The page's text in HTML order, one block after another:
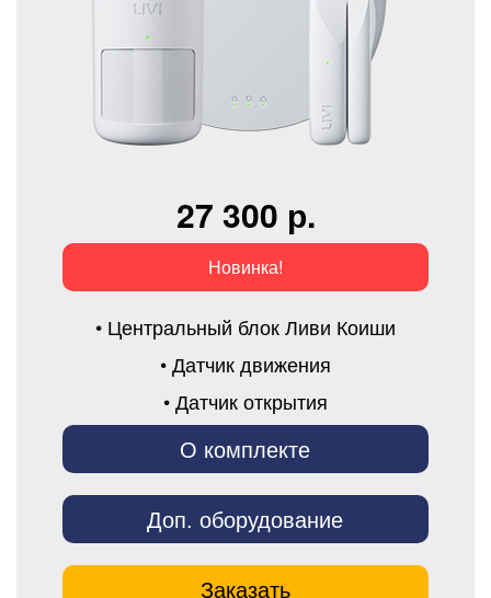
27 300 р.
Новинка!
• Центральный блок Ливи Коиши
• Датчик движения
• Датчик открытия
О комплекте
Доп. оборудование
Заказать